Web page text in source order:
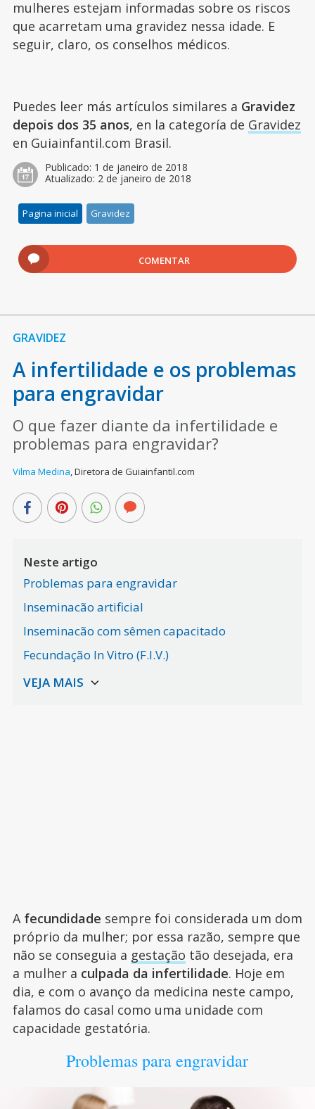
mulheres estejam informadas sobre os riscos
que acarretam uma gravidez nessa idade. E
seguir, claro, os conselhos médicos.
Puedes leer más artículos similares a Gravidez
depois dos 35 anos, en la categoría de Gravidez
en Guiainfantil.com Brasil.
Publicado: 1 de janeiro de 2018
Atualizado: 2 de janeiro de 2018
Pagina inicial Gravidez
COMENTAR
GRAVIDEZ
A infertilidade e os problemas
para engravidar
O que fazer diante da infertilidade e
problemas para engravidar?
Vilma Medina,Diretora de Guiainfantil.com
Neste artigo
Problemas para engravidar
Inseminacão artificial
Inseminacão com sêmen capacitado
Fecundação In Vitro (F.I.V.)
A fecundidade sempre foi considerada um dom
próprio da mulher; por essa razão, sempre que
não se conseguia a gestação tão desejada, era
a mulher a culpada da infertilidade. Hoje em
dia, e com o avanço da medicina neste campo,
falamos do casal como uma unidade com
capacidade gestatória.
Problemas para engravidar